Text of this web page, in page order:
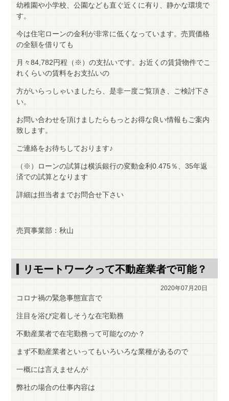
幼稚園や小学校、公園なども直ぐ近くに有り、静かな環境で
す。
今は住宅ローンの金利が非常に低くなっています。売買価格
の全額を借りても
月々84,782円程（※）の支払いです。お近くの賃貸物件でこ
れくらいの賃料をお支払いの
方がいらっしゃいましたら、是非一度ご覧頂き、ご検討下さ
い。
お問い合わせを頂けましたらもっとお得な良い情報もご案内
致します。
ご連絡をお待ちしております♪
（※）ローンの試算は横浜銀行の変動金利0.475％、35年返
済での試算となります
詳細は担当者までお問合せ下さい
売買事業部：秋山
リモートワークって不動産業者で可能？
2020年07月20日
コロナ禍の緊急事態宣言で
注目を浴び定着しそうな在宅勤務
不動産業者で在宅勤務って可能なのか？
まず不動産業者といってもいろいろな業種があるので
一概には言えませんが
弊社の場合の仕事内容は